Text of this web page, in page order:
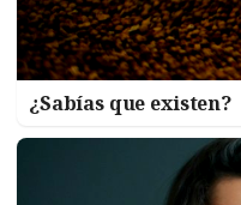
¿Sabías que existen?